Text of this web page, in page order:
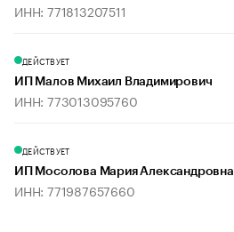
ИНН: 771813207511
ДЕЙСТВУЕТ
ИП Малов Михаил Владимирович
ИНН: 773013095760
ДЕЙСТВУЕТ
ИП Мосолова Мария Александровна
ИНН: 771987657660